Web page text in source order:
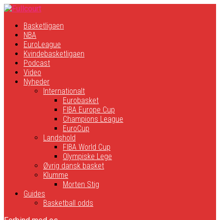
Basketligaen
NBA
EuroLeague
Kvindebasketligaen
Podcast
Video
Nyheder
Internationalt
Eurobasket
FIBA Europe Cup
Champions League
EuroCup
Landshold
FIBA World Cup
Olympiske Lege
Øvrig dansk basket
Klumme
Morten Stig
Guides
Basketball odds